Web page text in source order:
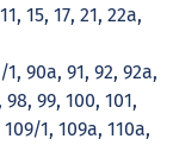
15, 17, 21, 22а,
90а, 91, 92, 92а,
99, 100, 101,
1, 109а, 110а,